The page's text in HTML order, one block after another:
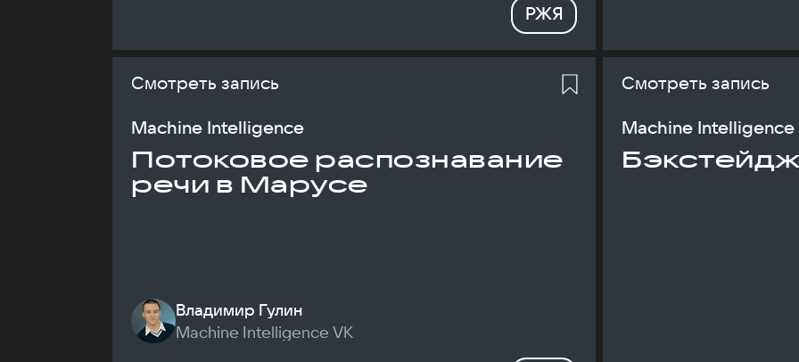
РЖЯ
Смотреть запись
Machine Intelligence
Потоковое распознавание
речи в Марусе
Владимир Гулин
Machine Intelligence VK
Смотреть запись
Machine Intelligence
Бэкстейдж